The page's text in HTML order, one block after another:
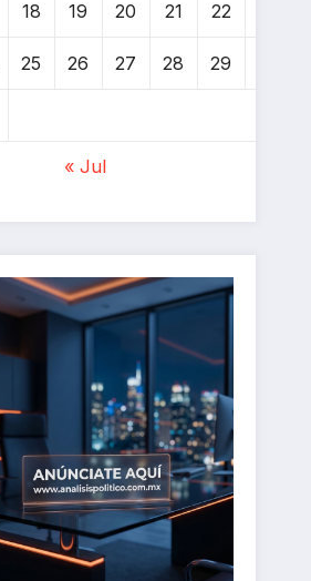
18 19 20 21 22
25 26 27 28 29
« Jul